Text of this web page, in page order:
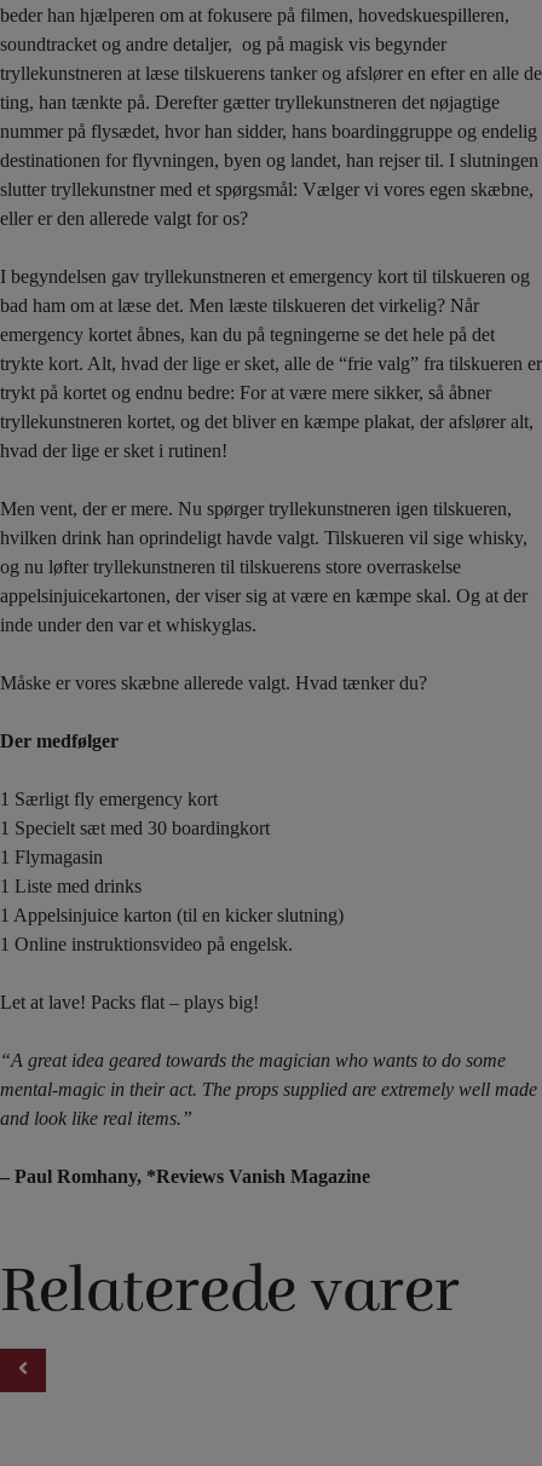
beder han hjælperen om at fokusere på filmen, hovedskuespilleren,
soundtracket og andre detaljer, og på magisk vis begynder
tryllekunstneren at læse tilskuerens tanker og afslører en efter en alle de
ting, han tænkte på. Derefter gætter tryllekunstneren det nøjagtige
nummer på flysædet, hvor han sidder, hans boardinggruppe og endelig
destinationen for flyvningen, byen og landet, han rejser til. I slutningen
slutter tryllekunstner med et spørgsmål: Vælger vi vores egen skæbne,
eller er den allerede valgt for os?
I begyndelsen gav tryllekunstneren et emergency kort til tilskueren og
bad ham om at læse det. Men læste tilskueren det virkelig? Når
emergency kortet åbnes, kan du på tegningerne se det hele på det
trykte kort. Alt, hvad der lige er sket, alle de “frie valg” fra tilskueren er
trykt på kortet og endnu bedre: For at være mere sikker, så åbner
tryllekunstneren kortet, og det bliver en kæmpe plakat, der afslører alt,
hvad der lige er sket i rutinen!
Men vent, der er mere. Nu spørger tryllekunstneren igen tilskueren,
hvilken drink han oprindeligt havde valgt. Tilskueren vil sige whisky,
og nu løfter tryllekunstneren til tilskuerens store overraskelse
appelsinjuicekartonen, der viser sig at være en kæmpe skal. Og at der
inde under den var et whiskyglas.
Måske er vores skæbne allerede valgt. Hvad tænker du?
Der medfølger
1 Særligt fly emergency kort
1 Specielt sæt med 30 boardingkort
1 Flymagasin
1 Liste med drinks
1 Appelsinjuice karton (til en kicker slutning)
1 Online instruktionsvideo på engelsk.
Let at lave! Packs flat – plays big!
“A great idea geared towards the magician who wants to do some
mental-magic in their act. The props supplied are extremely well made
and look like real items.”
– Paul Romhany, *Reviews Vanish Magazine
Relaterede varer